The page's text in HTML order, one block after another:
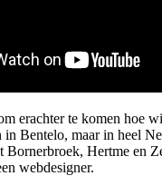
erachter te komen hoe
in Bentelo, maar in heel
Bornerbroek, Hertme en
webdesigner.